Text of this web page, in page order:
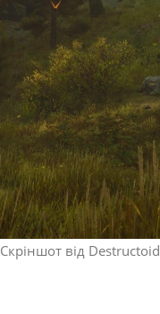
Скріншот від Destructoid